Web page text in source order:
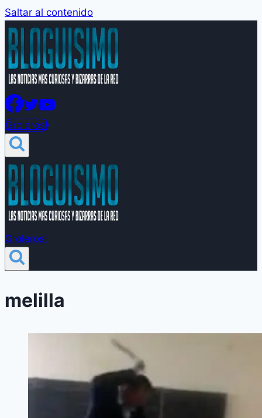
Saltar al contenido
Groleros!
Groleros!
melilla